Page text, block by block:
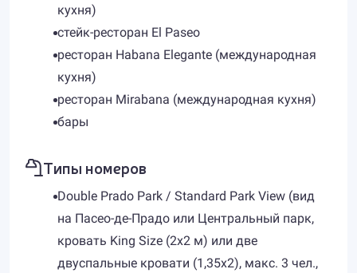
кухня)
стейк-ресторан El Paseo
ресторан Habana Elegante (международная
кухня)
ресторан Mirabana (международная кухня)
бары
Типы номеров
Double Prado Park / Standard Park View (вид
на Пасео-де-Прадо или Центральный парк,
кровать King Size (2х2 м) или две
двуспальные кровати (1,35х2), макс. 3 чел.,